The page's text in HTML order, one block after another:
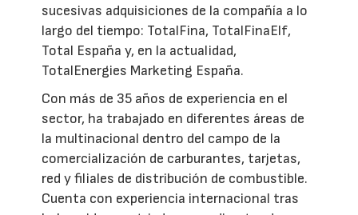
sucesivas adquisiciones de la compañía a lo
largo del tiempo: TotalFina, TotalFinaElf,
Total España y, en la actualidad,
TotalEnergies Marketing España.
Con más de 35 años de experiencia en el
sector, ha trabajado en diferentes áreas de
la multinacional dentro del campo de la
comercialización de carburantes, tarjetas,
red y filiales de distribución de combustible.
Cuenta con experiencia internacional tras